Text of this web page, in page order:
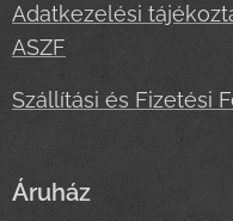
Adatkezelési
ASZF
Szállítási és Fizetési
Áruház